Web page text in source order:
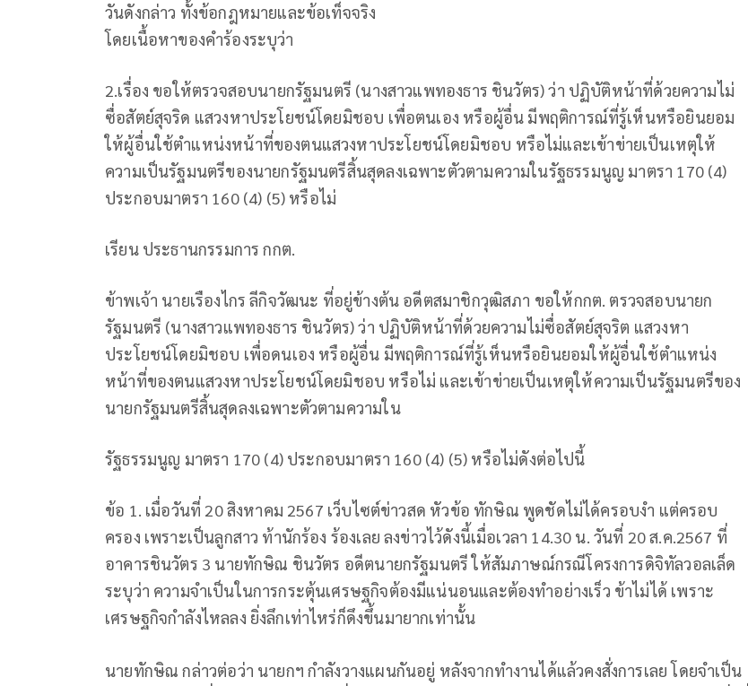
วันดังกล่าว ทั้งข้อกฎหมายและข้อเท็จจริง
โดยเนื้อหาของคำร้องระบุว่า
2.เรื่อง ขอให้ตรวจสอบนายกรัฐมนตรี (นางสาวแพทองธาร ชินวัตร) ว่า ปฏิบัติหน้าที่ด้วยความไม่
ซื่อสัตย์สุจริด แสวงหาประโยชน์โดยมิชอบ เพื่อตนเอง หรือผู้อื่น มีพฤติการณ์ที่รู้เห็นหรือยินยอม
ให้ผู้อื่นใช้ตำแหน่งหน้าที่ของตนแสวงหาประโยชน์โดยมิชอบ หรือไม่และเข้าข่ายเป็นเหตุให้
ความเป็นรัฐมนตรีของนายกรัฐมนตรีสิ้นสุดลงเฉพาะตัวตามความในรัฐธรรมนูญ มาตรา 170 (4)
ประกอบมาตรา 160 (4) (5) หรือไม่
เรียน ประธานกรรมการ กกต.
ข้าพเจ้า นายเรืองไกร ลีกิจวัฒนะ ที่อยู่ข้างต้น อดีตสมาชิกวุฒิสภา ขอให้กกต. ตรวจสอบนายก
รัฐมนตรี (นางสาวแพทองธาร ชินวัตร) ว่า ปฏิบัติหน้าที่ด้วยความไม่ซื่อสัตย์สุจริต แสวงหา
ประโยชน์โดยมิชอบ เพื่อดนเอง หรือผู้อื่น มีพฤติการณ์ที่รู้เห็นหรือยินยอมให้ผู้อื่นใช้ตำแหน่ง
หน้าที่ของตนแสวงหาประโยชน์โดยมิชอบ หรือไม่ และเข้าข่ายเป็นเหตุให้ความเป็นรัฐมนตรีของ
นายกรัฐมนตรีสิ้นสุดลงเฉพาะตัวตามความใน
รัฐธรรมนูญ มาตรา 170 (4) ประกอบมาตรา 160 (4) (5) หรือไม่ดังต่อไปนี้
ข้อ 1. เมื่อวันที่ 20 สิงหาคม 2567 เว็บไซต์ข่าวสด หัวข้อ ทักษิณ พูดชัดไม่ได้ครอบงำ แต่ครอบ
ครอง เพราะเป็นลูกสาว ท้านักร้อง ร้องเลย ลงข่าวไว้ดังนี้เมื่อเวลา 14.30 น. วันที่ 20 ส.ค.2567 ที่
อาคารชินวัตร 3 นายทักษิณ ชินวัตร อดีตนายกรัฐมนตรี ให้สัมภาษณ์กรณีโครงการดิจิทัลวอลเล็ด
ระบุว่า ความจำเป็นในการกระตุ้นเศรษฐกิจต้องมีแน่นอนและต้องทำอย่างเร็ว ข้าไม่ได้ เพราะ
เศรษฐกิจกำลังไหลลง ยิ่งลึกเท่าไหร่ก็ดึงขึ้นมายากเท่านั้น
นายทักษิณ กล่าวต่อว่า นายกฯ กำลังวางแผนกันอยู่ หลังจากทำงานได้แล้วคงสั่งการเลย โดยจำเป็น